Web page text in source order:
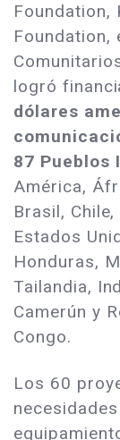
Foundation,
Foundation,
logró
dólares
87 Pueblos
América,
Brasil,
Estados
Honduras,
Tailandia,
Camerún y
Congo.
Los 60